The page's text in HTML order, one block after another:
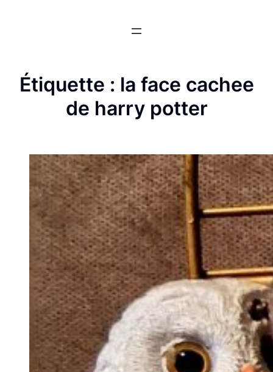
Étiquette : la face cachee
de harry potter